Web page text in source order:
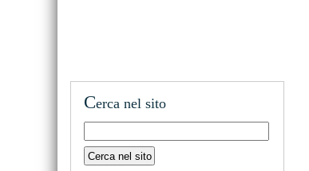
Cerca nel sito